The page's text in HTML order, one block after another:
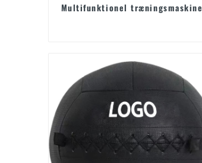
Multifunktionel træningsmaskine